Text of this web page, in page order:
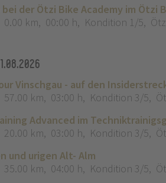
der Ötzi Bike Academy im Ötzi
0.00 km, 00:00 h, Kondition 1/5,
Vinschgau - auf den
57.00 km, 03:00 h, Kondition 3/5,
Advanced im
20.00 km, 03:00 h, Kondition 3/5,
und urigen Alt- Alm
35.00 km, 04:00 h, Kondition 3/5,